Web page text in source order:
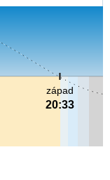
západ
20:33